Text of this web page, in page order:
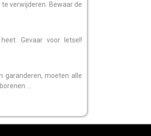
verwijderen. Bewaar de
Gevaar voor letsel!
garanderen, moeten alle
...